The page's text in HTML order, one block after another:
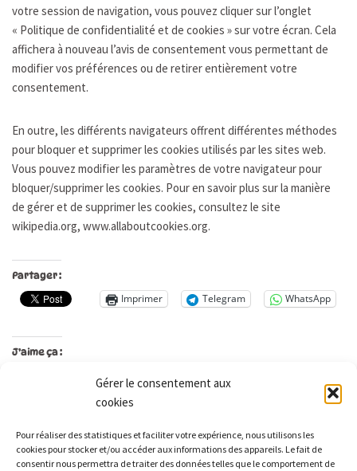
Gérer le consentement aux
cookies
Pour réaliser des statistiques et faciliter votre expérience, nous utilisons les
cookies pour stocker et/ou accéder aux informations des appareils. Le fait de
consentir nous permettra de traiter des données telles que le comportement de
votre session de navigation, vous pouvez cliquer sur l’onglet
« Politique de confidentialité et de cookies » sur votre écran. Cela
affichera à nouveau l’avis de consentement vous permettant de
modifier vos préférences ou de retirer entièrement votre
consentement.
En outre, les différents navigateurs offrent différentes méthodes
pour bloquer et supprimer les cookies utilisés par les sites web.
Vous pouvez modifier les paramètres de votre navigateur pour
bloquer/supprimer les cookies. Pour en savoir plus sur la manière
de gérer et de supprimer les cookies, consultez le site
wikipedia.org, www.allaboutcookies.org.
Partager :
Imprimer Telegram WhatsApp
J’aime ça :
Le Relais
21 rue Peurière